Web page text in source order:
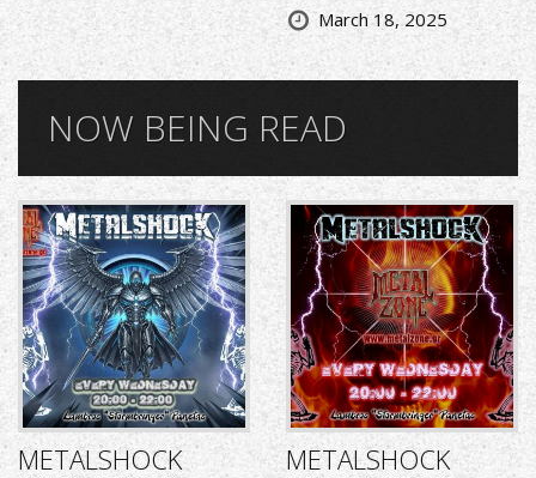
March 18, 2025
NOW BEING READ
METALSHOCK
METALSHOCK